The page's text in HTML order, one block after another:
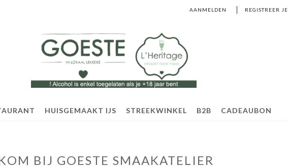
AANMELDEN REGISTREER JE
HUISGEMAAKT IJS STREEKWINKEL B2B CADEAUBON
BIJ GOESTE SMAAKATELIER